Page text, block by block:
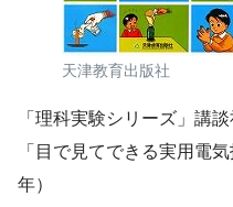
天津教育出版社
「理科実験シリーズ」講
「目で見てできる実用
年）